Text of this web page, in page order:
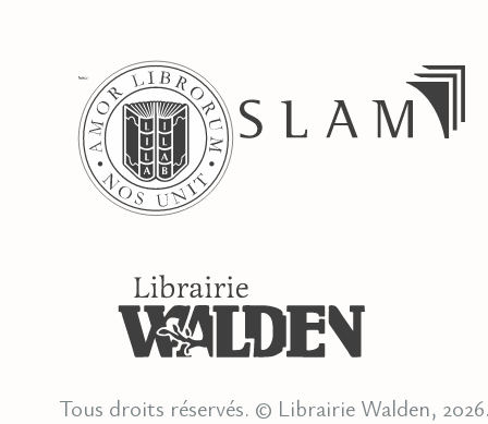
Tous droits réservés. © Librairie Walden,